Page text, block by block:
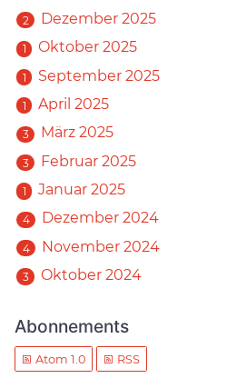
2 Dezember 2025
1 Oktober 2025
1 September 2025
1 April 2025
3 März 2025
3 Februar 2025
1 Januar 2025
4 Dezember 2024
4 November 2024
3 Oktober 2024
Abonnements
Atom 1.0 RSS